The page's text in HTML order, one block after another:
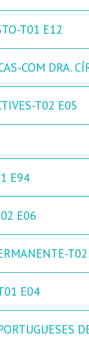
T01 E12
COM DRA.
T02 E05
E94
E06
E04